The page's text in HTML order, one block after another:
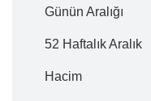
Günün Aralığı
52 Haftalık Aralık
Hacim